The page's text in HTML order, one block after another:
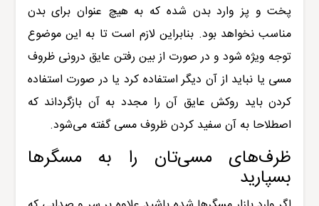
پخت و پز وارد بدن شده که به هیچ عنوان برای بدن
مناسب نخواهد بود. بنابراین لازم است تا به این موضوع
توجه ویژه شود و در صورت از بین رفتن عایق درونی ظروف
مسی یا نباید از آن دیگر استفاده کرد یا در صورت استفاده
کردن باید روکش عایق آن را مجدد به آن بازگرداند که
اصطلاحا به آن سفید کردن ظروف مسی گفته می‌شود.
ظرف‌های مسی‌تان را به مسگرها
بسپارید